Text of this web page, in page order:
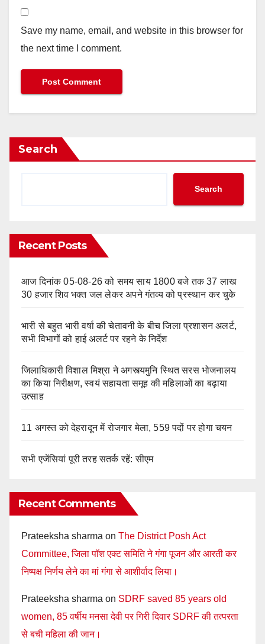
Save my name, email, and website in this browser for
the next time I comment.
Search
Search
Recent Posts
आज दिनांक 05-08-26 को समय साय 1800 बजे तक 37 लाख
30 हजार शिव भक्त जल लेकर अपने गंतव्य को प्रस्थान कर चुके
भारी से बहुत भारी वर्षा की चेतावनी के बीच जिला प्रशासन अलर्ट,
सभी विभागों को हाई अलर्ट पर रहने के निर्देश
जिलाधिकारी विशाल मिश्रा ने अगस्त्यमुनि स्थित सरस भोजनालय
का किया निरीक्षण, स्वयं सहायता समूह की महिलाओं का बढ़ाया
उत्साह
11 अगस्त को देहरादून में रोजगार मेला, 559 पदों पर होगा चयन
सभी एजेंसियां पूरी तरह सतर्क रहें: सीएम
Recent Comments
Prateeksha sharma on The District Posh Act
Committee, जिला पॉश एक्ट समिति ने गंगा पूजन और आरती कर
निष्पक्ष निर्णय लेने का मां गंगा से आशीर्वाद लिया।
Prateeksha sharma on SDRF saved 85 years old
women, 85 वर्षीय मनसा देवी पर गिरी दिवार SDRF की तत्परता
से बची महिला की जान।